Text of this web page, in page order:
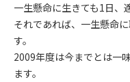
一生懸命に生きても1日、
それであれば、一生懸命
す。
2009年度は今までとは一
ます。